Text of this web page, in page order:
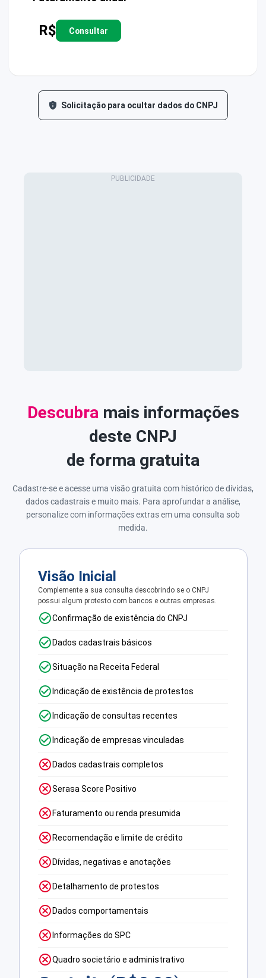
R$ Consultar
Solicitação para ocultar dados do CNPJ
Descubramais informações
deste CNPJ
de forma gratuita
Cadastre-se e acesse uma visão gratuita com histórico de dívidas,
dados cadastrais e muito mais. Para aprofundar a análise,
personalize com informações extras em uma consulta sob
medida.
Visão Inicial
Complemente a sua consulta descobrindo se o CNPJ
possui algum protesto com bancos e outras empresas.
Confirmação de existência do CNPJ
Dados cadastrais básicos
Situação na Receita Federal
Indicação de existência de protestos
Indicação de consultas recentes
Indicação de empresas vinculadas
Dados cadastrais completos
Serasa Score Positivo
Faturamento ou renda presumida
Recomendação e limite de crédito
Dívidas, negativas e anotações
Detalhamento de protestos
Dados comportamentais
Informações do SPC
Quadro societário e administrativo